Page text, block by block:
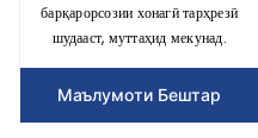
барқарорсозии хонагӣ тарҳрезӣ
шудааст, муттаҳид мекунад.
Маълумоти Бештар